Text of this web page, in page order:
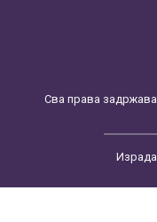
Сва права
Израда